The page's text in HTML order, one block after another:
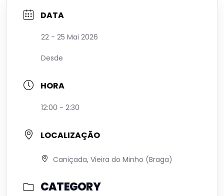
DATA
22 - 25 Mai 2026
Desde
HORA
12:00 - 2:30
LOCALIZAÇÃO
Caniçada, Vieira do Minho (Braga)
CATEGORY